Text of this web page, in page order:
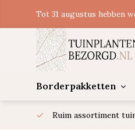
Tot 31 augustus hebben
Borderpakketten
Ruim assortiment